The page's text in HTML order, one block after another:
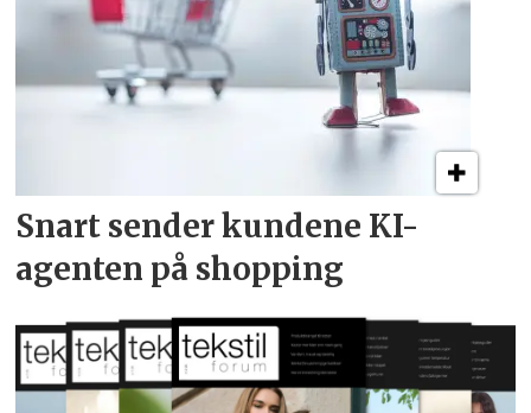
Snart sender kundene KI-
agenten på shopping